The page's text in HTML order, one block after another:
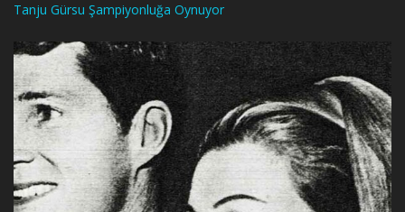
Tanju Gürsu Şampiyonluğa Oynuyor